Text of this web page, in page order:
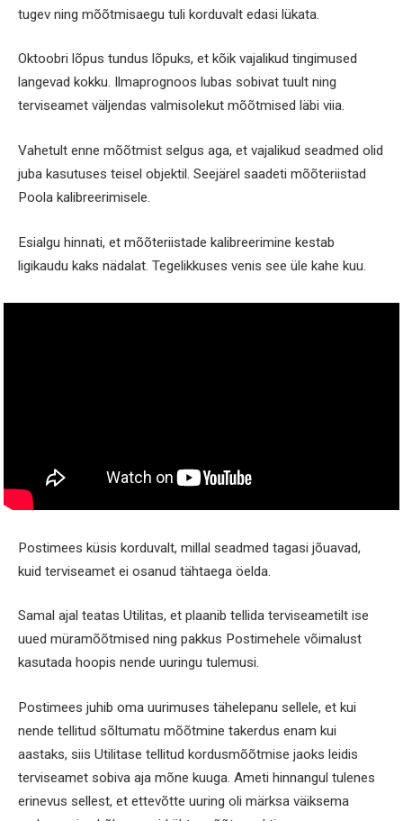
tugev ning mõõtmisaegu tuli korduvalt edasi lükata.
Oktoobri lõpus tundus lõpuks, et kõik vajalikud tingimused
langevad kokku. Ilmaprognoos lubas sobivat tuult ning
terviseamet väljendas valmisolekut mõõtmised läbi viia.
Vahetult enne mõõtmist selgus aga, et vajalikud seadmed olid
juba kasutuses teisel objektil. Seejärel saadeti mõõteriistad
Poola kalibreerimisele.
Esialgu hinnati, et mõõteriistade kalibreerimine kestab
ligikaudu kaks nädalat. Tegelikkuses venis see üle kahe kuu.
Postimees küsis korduvalt, millal seadmed tagasi jõuavad,
kuid terviseamet ei osanud tähtaega öelda.
Samal ajal teatas Utilitas, et plaanib tellida terviseametilt ise
uued müramõõtmised ning pakkus Postimehele võimalust
kasutada hoopis nende uuringu tulemusi.
Postimees juhib oma uurimuses tähelepanu sellele, et kui
nende tellitud sõltumatu mõõtmine takerdus enam kui
aastaks, siis Utilitase tellitud kordusmõõtmise jaoks leidis
terviseamet sobiva aja mõne kuuga. Ameti hinnangul tulenes
erinevus sellest, et ettevõtte uuring oli märksa väiksema